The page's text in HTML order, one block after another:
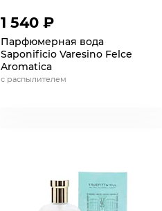
1 540 ₽
Парфюмерная вода
Saponificio Varesino Felce
Aromatica
с распылителем